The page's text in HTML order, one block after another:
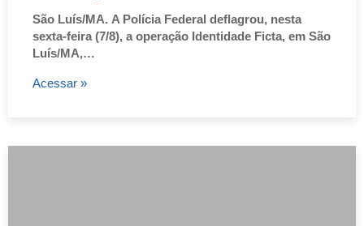
São Luís/MA. A Polícia Federal deflagrou, nesta
sexta-feira (7/8), a operação Identidade Ficta, em São
Luís/MA,…
Acessar »